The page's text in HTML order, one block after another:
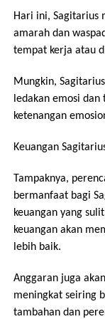
Hari ini, Sagitarius
amarah dan
tempat kerja atau
Mungkin,
ledakan emosi
ketenangan
Keuangan
Tampaknya,
bermanfaat bagi
keuangan yang
keuangan akan
lebih baik.
Anggaran juga
meningkat seiring
tambahan dan